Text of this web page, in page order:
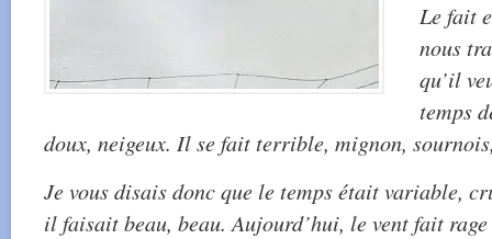
Le fait
nous
qu’il
temps
doux, neigeux. Il se fait terrible, mignon,
Je vous disais donc que le temps était variable,
il faisait beau, beau. Aujourd’hui, le vent fait